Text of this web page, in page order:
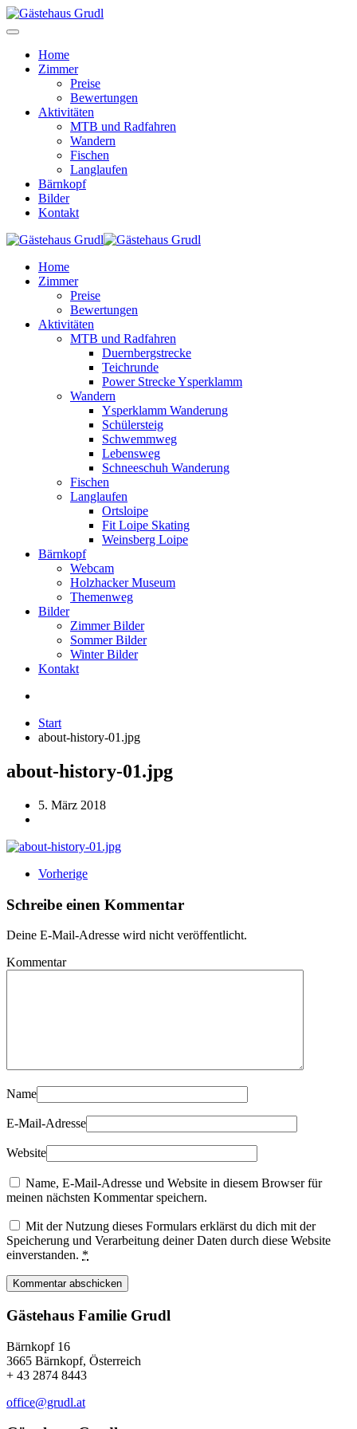
Home
Zimmer
Preise
Bewertungen
Aktivitäten
MTB und Radfahren
Wandern
Fischen
Langlaufen
Bärnkopf
Bilder
Kontakt
Home
Zimmer
Preise
Bewertungen
Aktivitäten
MTB und Radfahren
Duernbergstrecke
Teichrunde
Power Strecke Ysperklamm
Wandern
Ysperklamm Wanderung
Schülersteig
Schwemmweg
Lebensweg
Schneeschuh Wanderung
Fischen
Langlaufen
Ortsloipe
Fit Loipe Skating
Weinsberg Loipe
Bärnkopf
Webcam
Holzhacker Museum
Themenweg
Bilder
Zimmer Bilder
Sommer Bilder
Winter Bilder
Kontakt
Start
about-history-01.jpg
about-history-01.jpg
5. März 2018
Vorherige
Schreibe einen Kommentar
Deine E-Mail-Adresse wird nicht veröffentlicht.
Kommentar
Name
E-Mail-Adresse
Website
Name, E-Mail-Adresse und Website in diesem Browser für
meinen nächsten Kommentar speichern.
Mit der Nutzung dieses Formulars erklärst du dich mit der
Speicherung und Verarbeitung deiner Daten durch diese Website
einverstanden. *
Kommentar abschicken
Gästehaus Familie Grudl
Bärnkopf 16
3665 Bärnkopf, Österreich
+ 43 2874 8443
office@grudl.at